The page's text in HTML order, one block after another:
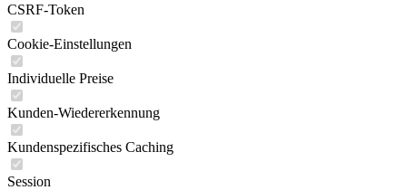
CSRF-Token
Cookie-Einstellungen
Individuelle Preise
Kunden-Wiedererkennung
Kundenspezifisches Caching
Session